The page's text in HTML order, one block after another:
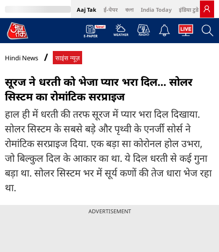
Aaj Tak ई-पेपर বাংলা India Today इंडिया टुडे हिंदी
MumbaiTak Cosmopolitan Harper's Bazaar Northeast
Hindi News साइंस न्यूज़
सूरज ने धरती को भेजा प्यार भरा दिल... सोलर
सिस्टम का रोमांटिक सरप्राइज
हाल ही में धरती की तरफ सूरज में प्यार भरा दिल दिखाया.
सोलर सिस्टम के सबसे बड़े और पृथ्वी के एनर्जी सोर्स ने
रोमांटिक सरप्राइज दिया. एक बड़ा सा कोरोनल होल उभरा,
जो बिल्कुल दिल के आकार का था. ये दिल धरती से कई गुना
बड़ा था. सोलर सिस्टम भर में सूर्य कणों की तेज धारा भेज रहा
था.
ADVERTISEMENT